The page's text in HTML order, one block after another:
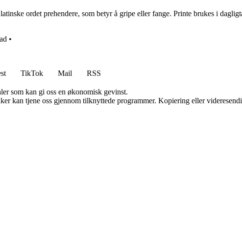
ordet prehendere, som betyr å gripe eller fange. Printe brukes i
•
TikTok Mail
RSS
som kan gi oss en økonomisk gevinst.
kan tjene oss gjennom tilknyttede programmer. Kopiering eller